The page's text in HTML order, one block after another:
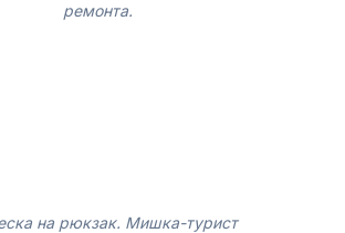
ремонта.
на рюкзак. Мишка-турист